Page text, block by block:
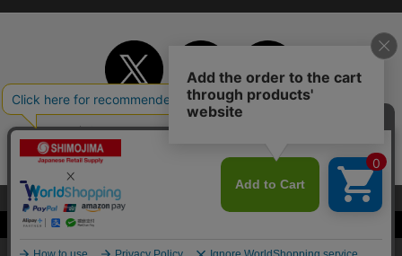
当サイトはクッキー（Cookie）を使用しています。Cookieの使用に同意いた
だける場合は「OK」をクリックしてください。
TOP 初めてご利用のお客様へ
個人情報保護方針
よくあるご質問
お問い合わせ
ピンポイントサーチ
サイトマップ
WEBカタログ 英語版TOP
Copyright© 2018 SHIMOJIMA Co.,Ltd. All Rights Reserved.